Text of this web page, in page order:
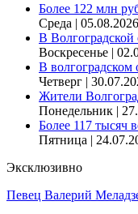
Более 122 млн
Среда |
В
Воскресенье |
В волгоградском
Четверг |
Жители
Понедельник |
Более 117 тысяч
Пятница |
Эксклюзивно
Певец Валерий